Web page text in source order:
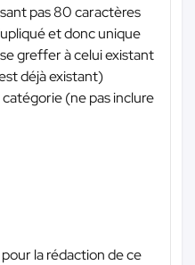
pas 80 caractères
et donc unique
greffer à celui existant
déjà existant)
(ne pas inclure
la rédaction de ce